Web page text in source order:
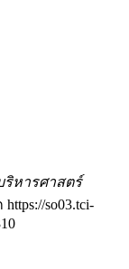
ริหารศาสตร์
so03.tci-